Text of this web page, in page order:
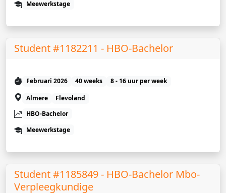
Meewerkstage
Student #1182211 - HBO-Bachelor
Februari 2026 40 weeks
8 - 16 uur per week
Almere
Flevoland
HBO-Bachelor
Meewerkstage
Student #1185849 - HBO-Bachelor Mbo-
Verpleegkundige